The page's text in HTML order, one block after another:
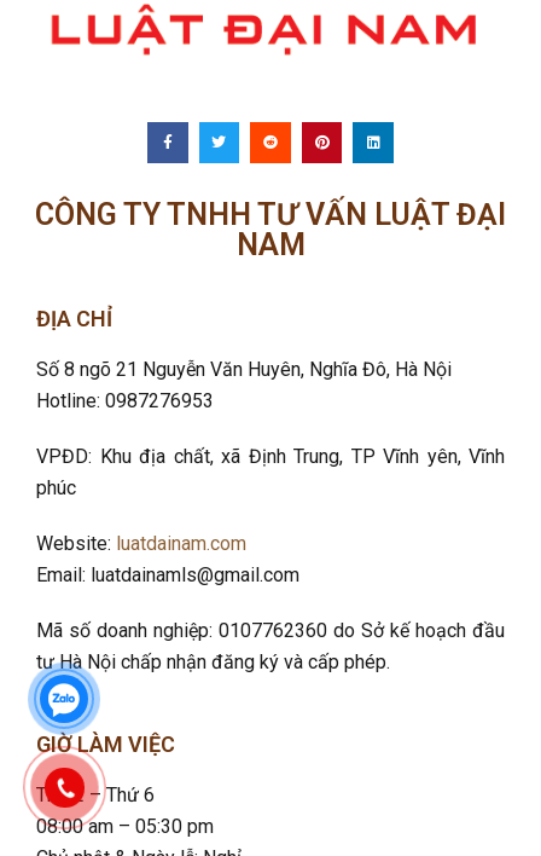
CÔNG TY TNHH TƯ VẤN LUẬT ĐẠI
NAM
ĐỊA CHỈ
Số 8 ngõ 21 Nguyễn Văn Huyên, Nghĩa Đô, Hà Nội
Hotline: 0987276953
VPĐD: Khu địa chất, xã Định Trung, TP Vĩnh yên, Vĩnh
phúc
Website: luatdainam.com
Email: luatdainamls@gmail.com
Mã số doanh nghiệp: 0107762360 do Sở kế hoạch đầu
tư Hà Nội chấp nhận đăng ký và cấp phép.
GIỜ LÀM VIỆC
Thứ 2 – Thứ 6
08:00 am – 05:30 pm